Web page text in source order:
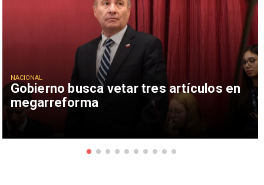
Gobierno busca vetar tres artículos en
megarreforma
NACIONAL